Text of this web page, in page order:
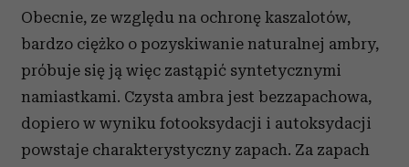
Obecnie, ze względu na ochronę kaszalotów,
bardzo ciężko o pozyskiwanie naturalnej ambry,
próbuje się ją więc zastąpić syntetycznymi
namiastkami. Czysta ambra jest bezzapachowa,
dopiero w wyniku fotooksydacji i autoksydacji
powstaje charakterystyczny zapach. Za zapach